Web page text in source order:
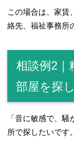
この場合は、家賃
絡先、福祉事務所
相談例2｜
部屋を探
「音に敏感で、
所で探したいです